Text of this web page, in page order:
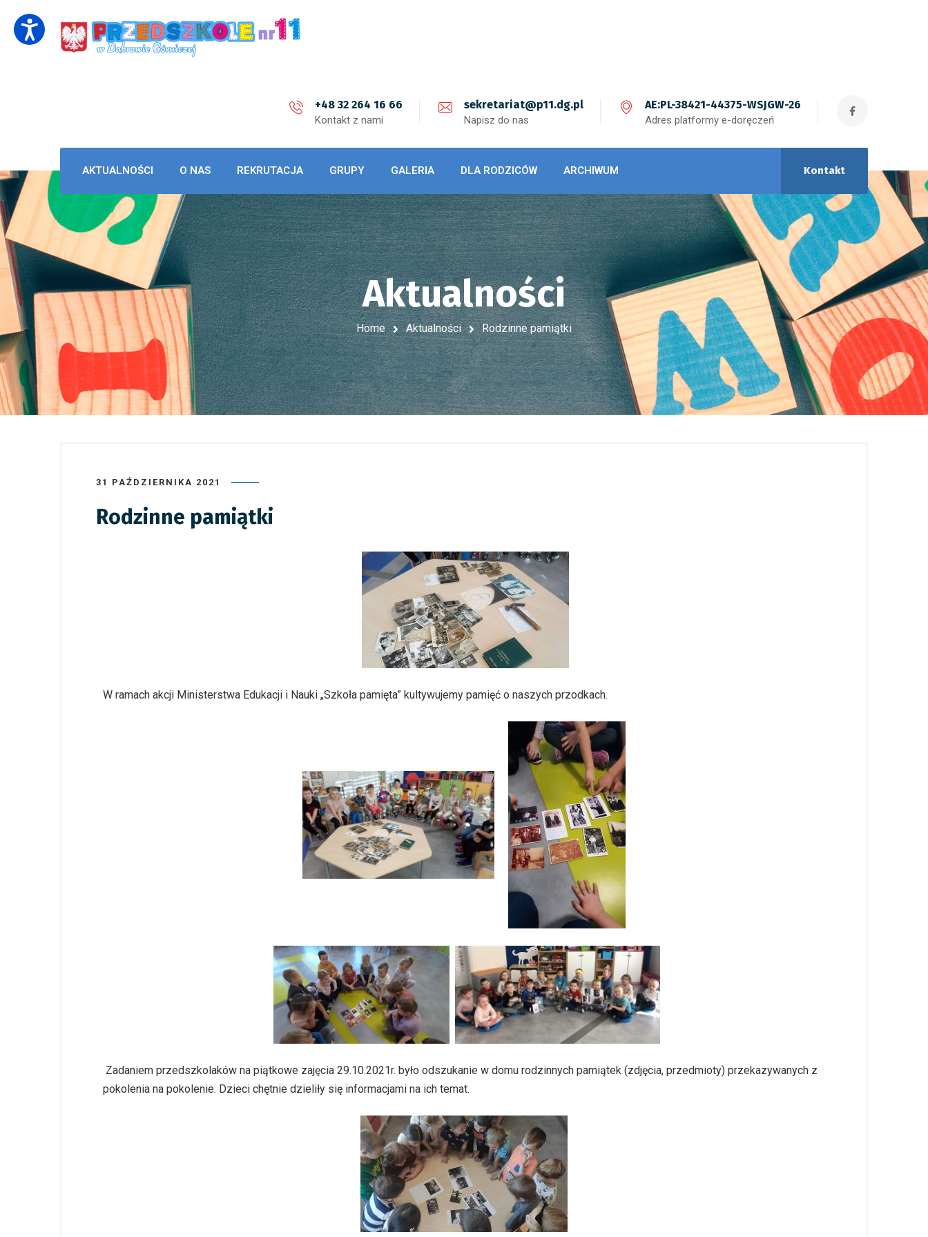
+48 32 264 16 66
Kontakt z nami
sekretariat@p11.dg.pl
Napisz do nas
AE:PL-38421-44375-WSJGW-26
Adres platformy e-doręczeń
Kontakt
AKTUALNOŚCI O NAS REKRUTACJA GRUPY GALERIA DLA RODZICÓW ARCHIWUM
Aktualności
Home Aktualności Rodzinne pamiątki
31 PAŹDZIERNIKA 2021
Rodzinne pamiątki
W ramach akcji Ministerstwa Edukacji i Nauki „Szkoła pamięta” kultywujemy pamięć o naszych przodkach.
Zadaniem przedszkolaków na piątkowe zajęcia 29.10.2021r. było odszukanie w domu rodzinnych pamiątek (zdjęcia, przedmioty) przekazywanych z
pokolenia na pokolenie. Dzieci chętnie dzieliły się informacjami na ich temat.